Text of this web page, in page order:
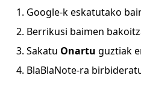
Google-k eskatutako
Berrikusi baimen
Sakatu Onartu guztiak
BlaBlaNote-ra